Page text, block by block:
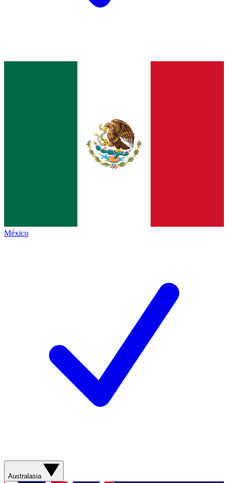
México
Australasia